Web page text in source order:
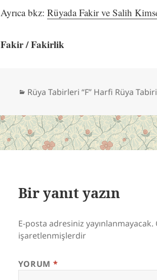
Ayrıca bkz:Rüyada Fakir ve Salih
Fakir / Fakirlik
Kategoriler
Rüya Tabirleri “F” Harfi Rüya
Bir yanıt yazın
E-posta adresiniz yayınlanmayacak.
işaretlenmişlerdir
YORUM *